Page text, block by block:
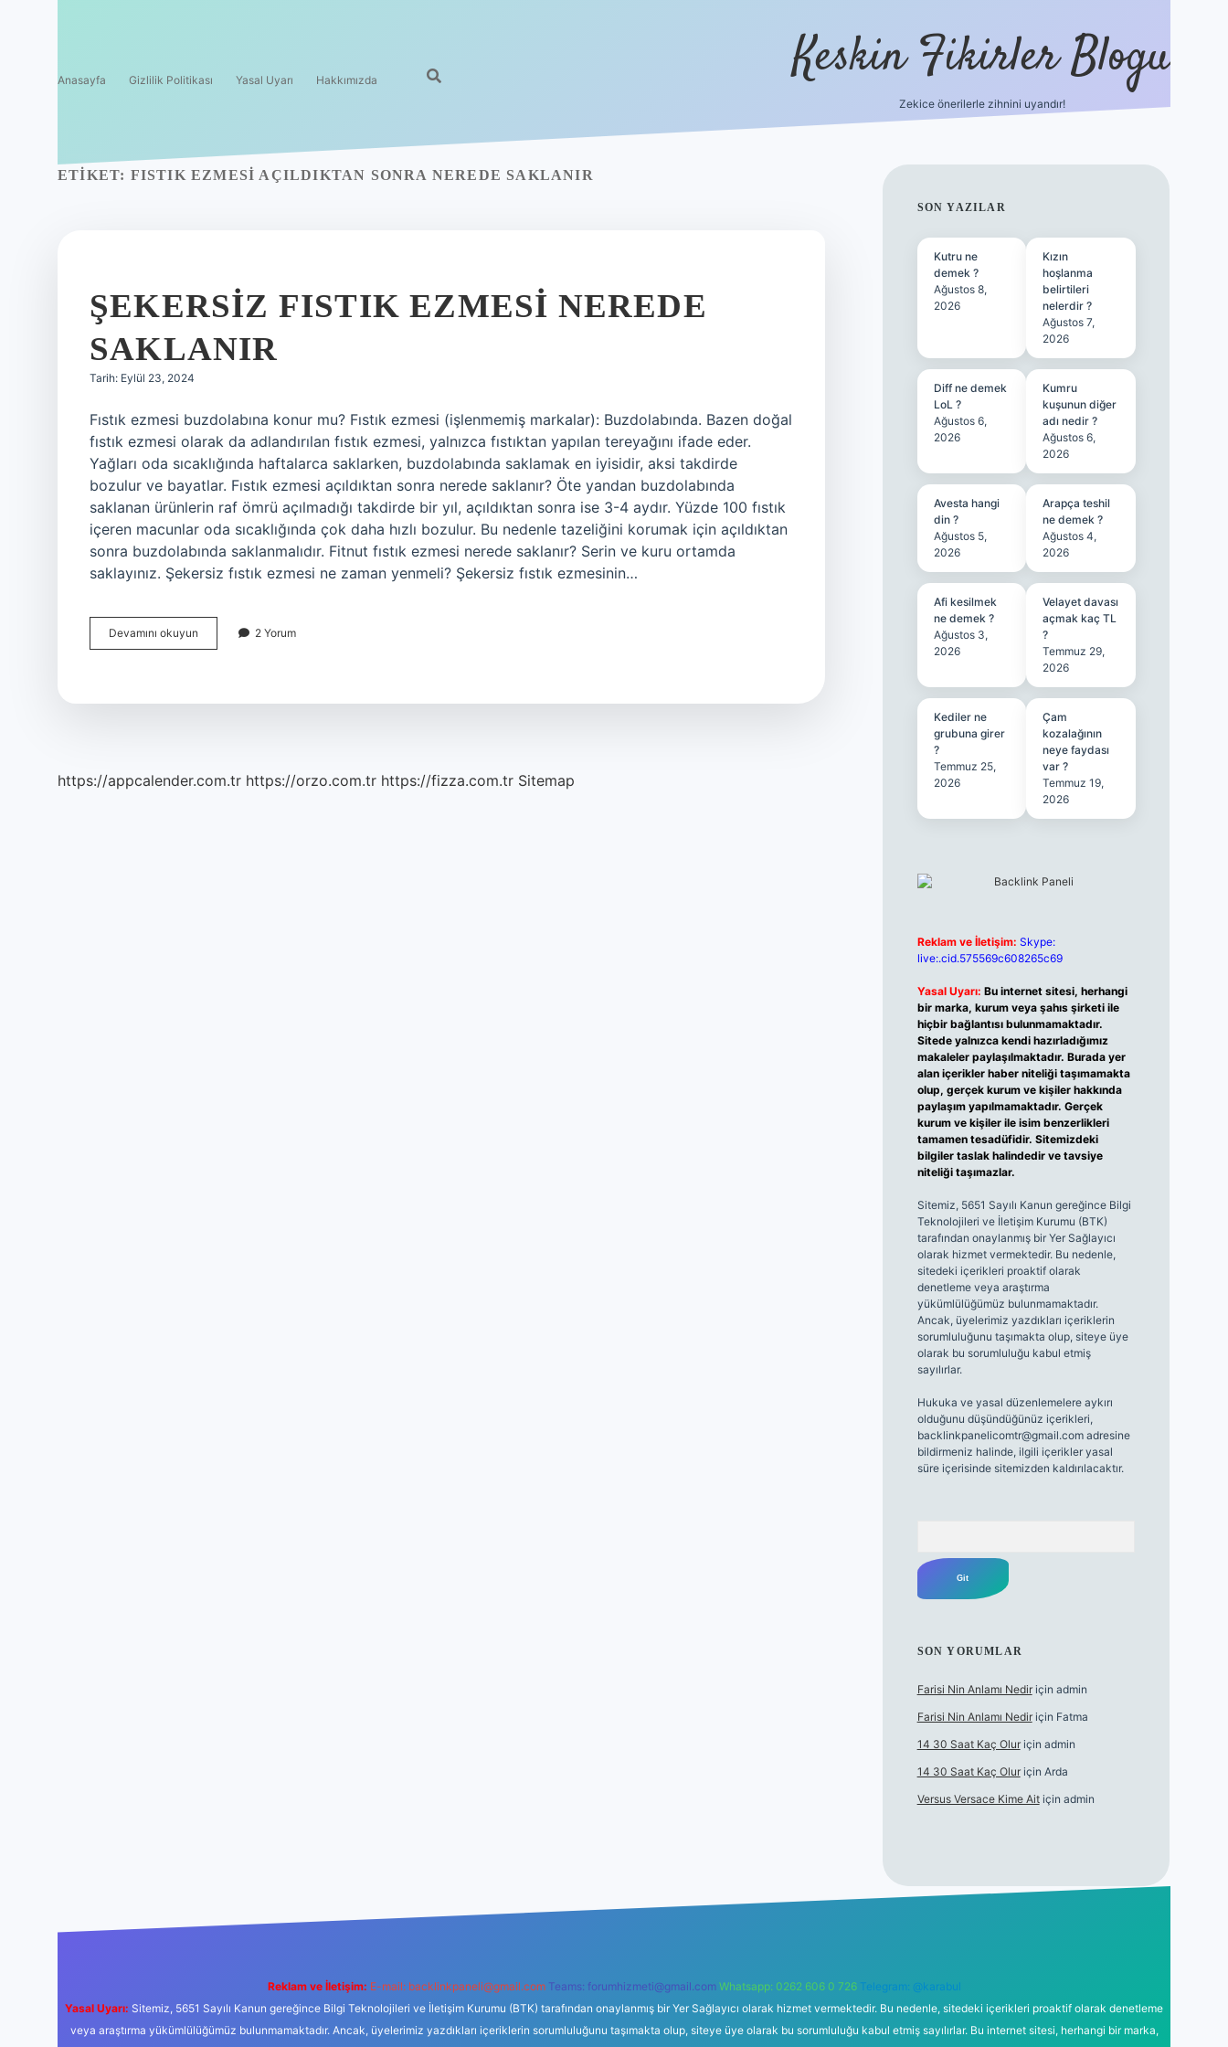
Anasayfa Gizlilik Politikası Yasal Uyarı Hakkımızda Keskin Fikirler Blogu
Zekice önerilerle zihnini uyandır!
ETIKET: FISTIK EZMESI AÇILDIKTAN SONRA NEREDE SAKLANIR
ŞEKERSIZ FISTIK EZMESI NEREDE
SAKLANIR
Tarih: Eylül 23, 2024
Fıstık ezmesi buzdolabına konur mu? Fıstık ezmesi (işlenmemiş markalar): Buzdolabında. Bazen doğal
fıstık ezmesi olarak da adlandırılan fıstık ezmesi, yalnızca fıstıktan yapılan tereyağını ifade eder.
Yağları oda sıcaklığında haftalarca saklarken, buzdolabında saklamak en iyisidir, aksi takdirde
bozulur ve bayatlar. Fıstık ezmesi açıldıktan sonra nerede saklanır? Öte yandan buzdolabında
saklanan ürünlerin raf ömrü açılmadığı takdirde bir yıl, açıldıktan sonra ise 3-4 aydır. Yüzde 100 fıstık
içeren macunlar oda sıcaklığında çok daha hızlı bozulur. Bu nedenle tazeliğini korumak için açıldıktan
sonra buzdolabında saklanmalıdır. Fitnut fıstık ezmesi nerede saklanır? Serin ve kuru ortamda
saklayınız. Şekersiz fıstık ezmesi ne zaman yenmeli? Şekersiz fıstık ezmesinin…
Devamını okuyun Şekersiz
Fıstık
2 Yorum
https://appcalender.com.tr https://orzo.com.tr https://fizza.com.tr Sitemap
SIDEBAR
SON YAZILAR
Kutru ne
demek ?
Ağustos 8,
2026
Kızın
hoşlanma
belirtileri
nelerdir ?
Ağustos 7,
2026
Diff ne demek
LoL ?
Ağustos 6,
2026
Kumru
kuşunun diğer
adı nedir ?
Ağustos 6,
2026
Avesta hangi
din ?
Ağustos 5,
2026
Arapça teshil
ne demek ?
Ağustos 4,
2026
Afi kesilmek
ne demek ?
Ağustos 3,
2026
Velayet davası
açmak kaç TL
?
Temmuz 29,
2026
Kediler ne
grubuna girer
?
Temmuz 25,
2026
Çam
kozalağının
neye faydası
var ?
Temmuz 19,
2026
Reklam ve İletişim: Skype:
live:.cid.575569c608265c69
Yasal Uyarı: Bu internet sitesi, herhangi
bir marka, kurum veya şahıs şirketi ile
hiçbir bağlantısı bulunmamaktadır.
Sitede yalnızca kendi hazırladığımız
makaleler paylaşılmaktadır. Burada yer
alan içerikler haber niteliği taşımamakta
olup, gerçek kurum ve kişiler hakkında
paylaşım yapılmamaktadır. Gerçek
kurum ve kişiler ile isim benzerlikleri
tamamen tesadüfidir. Sitemizdeki
bilgiler taslak halindedir ve tavsiye
niteliği taşımazlar.
Sitemiz, 5651 Sayılı Kanun gereğince Bilgi
Teknolojileri ve İletişim Kurumu (BTK)
tarafından onaylanmış bir Yer Sağlayıcı
olarak hizmet vermektedir. Bu nedenle,
sitedeki içerikleri proaktif olarak
denetleme veya araştırma
yükümlülüğümüz bulunmamaktadır.
Ancak, üyelerimiz yazdıkları içeriklerin
sorumluluğunu taşımakta olup, siteye üye
olarak bu sorumluluğu kabul etmiş
sayılırlar.
Hukuka ve yasal düzenlemelere aykırı
olduğunu düşündüğünüz içerikleri,
backlinkpanelicomtr@gmail.comadresine
bildirmeniz halinde, ilgili içerikler yasal
süre içerisinde sitemizden kaldırılacaktır.
SON YORUMLAR
Farisi Nin Anlamı Nediriçin admin
Farisi Nin Anlamı Nediriçin Fatma
14 30 Saat Kaç Oluriçin admin
14 30 Saat Kaç Oluriçin Arda
Versus Versace Kime Aitiçin admin
Reklam ve İletişim: E-mail: backlinkpaneli@gmail.com Teams: forumhizmeti@gmail.com Whatsapp: 0262 606 0 726 Telegram: @karabul
Yasal Uyarı: Sitemiz, 5651 Sayılı Kanun gereğince Bilgi Teknolojileri ve İletişim Kurumu (BTK) tarafından onaylanmış bir Yer Sağlayıcı olarak hizmet vermektedir. Bu nedenle, sitedeki içerikleri proaktif olarak denetleme
veya araştırma yükümlülüğümüz bulunmamaktadır. Ancak, üyelerimiz yazdıkları içeriklerin sorumluluğunu taşımakta olup, siteye üye olarak bu sorumluluğu kabul etmiş sayılırlar. Bu internet sitesi, herhangi bir marka,